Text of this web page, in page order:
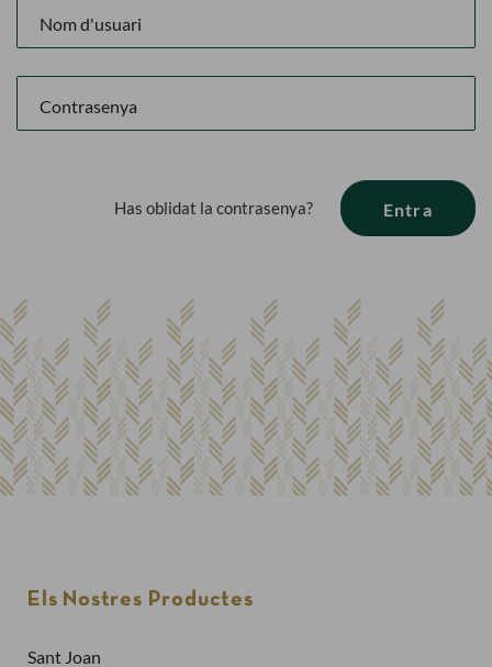
Entra
Has oblidat la contrasenya?
Els Nostres Productes
Sant Joan